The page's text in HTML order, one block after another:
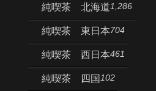
純喫茶 北海道1,286
純喫茶 東日本704
純喫茶 西日本461
純喫茶 四国102